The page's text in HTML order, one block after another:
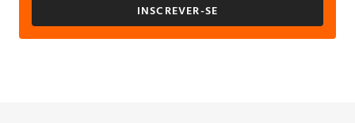
INSCREVER-SE